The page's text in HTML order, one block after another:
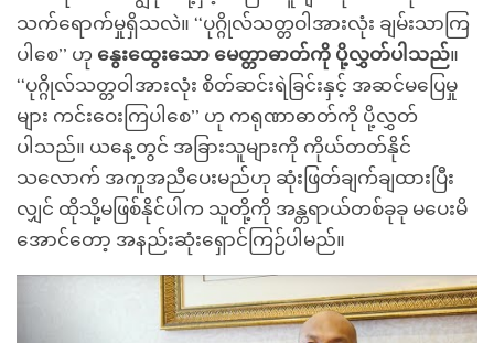
သက်ရောက်မှုရှိသလဲ။ ‘‘ပုဂ္ဂိုလ်သတ္တဝါအားလုံး ချမ်းသာကြ
ပါစေ’’ ဟု နွေးထွေးသော မေတ္တာဓာတ်ကို ပို့လွှတ်ပါသည်။
‘‘ပုဂ္ဂိုလ်သတ္တဝါအားလုံး စိတ်ဆင်းရဲခြင်းနှင့် အဆင်မပြေမှု
များ ကင်းဝေးကြပါစေ’’ ဟု ကရုဏာဓာတ်ကို ပို့လွှတ်
ပါသည်။ ယနေ့တွင် အခြားသူများကို ကိုယ်တတ်နိုင်
သလောက် အကူအညီပေးမည်ဟု ဆုံးဖြတ်ချက်ချထားပြီး
လျှင် ထိုသို့မဖြစ်နိုင်ပါက သူတို့ကို အန္တရာယ်တစ်ခုခု မပေးမိ
အောင်တော့ အနည်းဆုံးရှောင်ကြဉ်ပါမည်။